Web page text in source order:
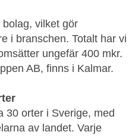
vilket gör
i branschen. Totalt har vi
ungefär 400 mkr.
AB, finns i Kalmar.
30 orter i Sverige, med
av landet. Varje